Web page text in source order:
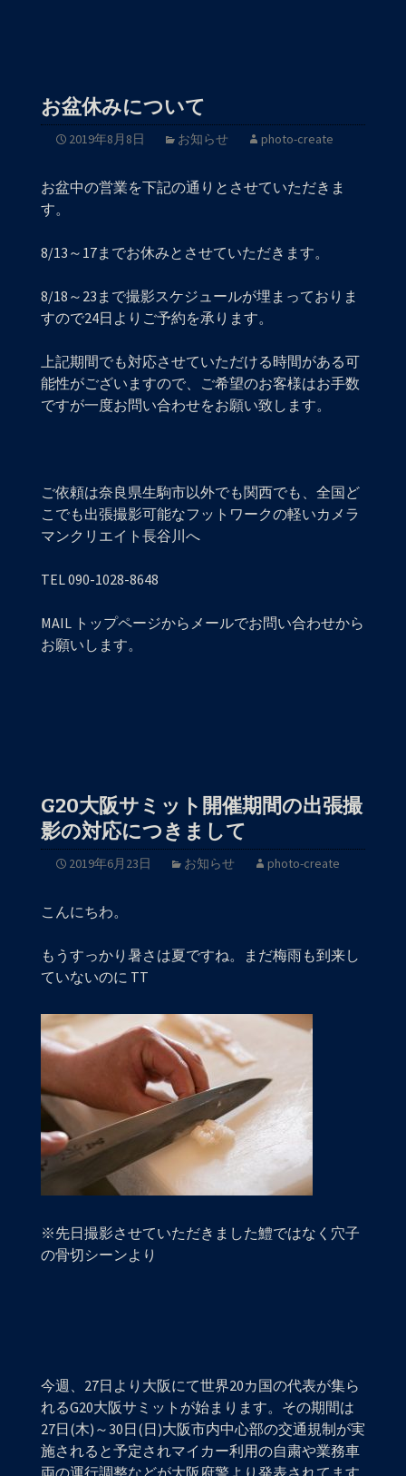
お盆休みについて
2019年8月8日 お知らせ photo-create
お盆中の営業を下記の通りとさせていただきま
す。
8/13～17までお休みとさせていただきます。
8/18～23まで撮影スケジュールが埋まっておりま
すので24日よりご予約を承ります。
上記期間でも対応させていただける時間がある可
能性がございますので、ご希望のお客様はお手数
ですが一度お問い合わせをお願い致します。
ご依頼は奈良県生駒市以外でも関西でも、全国ど
こでも出張撮影可能なフットワークの軽いカメラ
マンクリエイト長谷川へ
TEL 090-1028-8648
MAIL トップページからメールでお問い合わせから
お願いします。
G20大阪サミット開催期間の出張撮
影の対応につきまして
2019年6月23日 お知らせ photo-create
こんにちわ。
もうすっかり暑さは夏ですね。まだ梅雨も到来し
ていないのに TT
※先日撮影させていただきました鱧ではなく穴子
の骨切シーンより
今週、27日より大阪にて世界20カ国の代表が集ら
れるG20大阪サミットが始まります。その期間は
27日(木)～30日(日)大阪市内中心部の交通規制が実
施されると予定されマイカー利用の自粛や業務車